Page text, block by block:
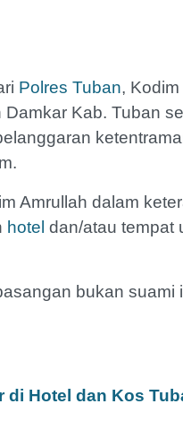
Polres Tuban,
Kab. Tuban
Amrullah dalam
hotel dan/atau tempat
bukan suami
Hotel dan Kos